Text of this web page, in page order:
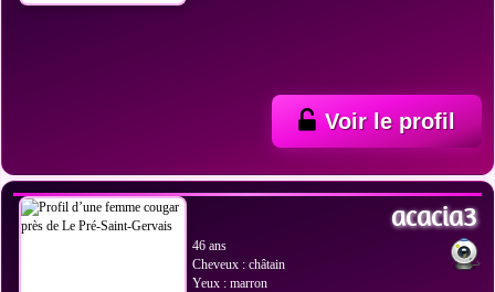
Voir le profil
acacia3
46 ans
Cheveux : châtain
Yeux : marron